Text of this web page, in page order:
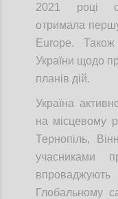
2021 році
отримала
Europe. Також
України щодо
планів дій.
Україна
на місцевому
Тернопіль,
учасниками
Глобальному